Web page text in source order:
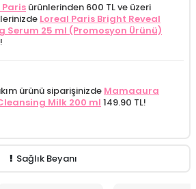
Paris ürünlerinden 600 TL ve üzeri
Loreal Paris Bright Reveal
Serum 25 ml (Promosyon Ürünü)
ürünü siparişinizde Mamaaura
Milk 200 ml 149.90 TL!
Sağlık Beyanı